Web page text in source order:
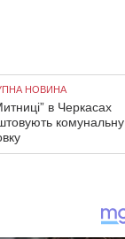
НОВИНА
в Черкасах
комунальну